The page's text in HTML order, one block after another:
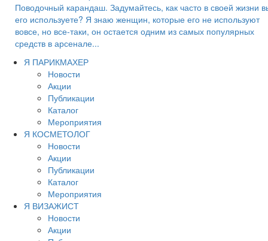
Поводочный карандаш. Задумайтесь, как часто в своей жизни
его используете? Я знаю женщин, которые его не используют
вовсе, но все-таки, он остается одним из самых популярных
средств в арсенале...
Я ПАРИКМАХЕР
Новости
Акции
Публикации
Каталог
Мероприятия
Я КОСМЕТОЛОГ
Новости
Акции
Публикации
Каталог
Мероприятия
Я ВИЗАЖИСТ
Новости
Акции